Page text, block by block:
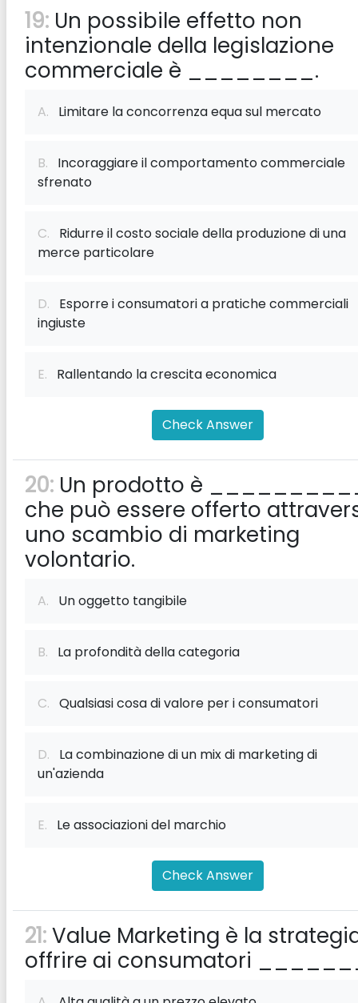
19: Un possibile effetto non
intenzionale della legislazione
commerciale è ________.
A. Limitare la concorrenza equa sul mercato
B. Incoraggiare il comportamento commerciale
sfrenato
C. Ridurre il costo sociale della produzione di una
merce particolare
D. Esporre i consumatori a pratiche commerciali
ingiuste
E. Rallentando la crescita economica
Check Answer
20: Un prodotto è
che può essere offerto
uno scambio di marketing
volontario.
A. Un oggetto tangibile
B. La profondità della categoria
C. Qualsiasi cosa di valore per i consumatori
D. La combinazione di un mix di marketing di
un'azienda
E. Le associazioni del marchio
Check Answer
21:Value Marketing è la
offrire ai consumatori